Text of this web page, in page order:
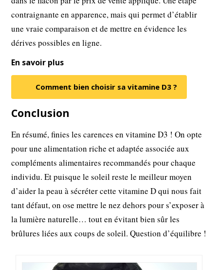
contraignante en apparence, mais qui permet d’établir
une vraie comparaison et de mettre en évidence les
dérives possibles en ligne.
En savoir plus
Comment bien choisir sa vitamine D3 ?
Conclusion
En résumé, finies les carences en vitamine D3 ! On opte
pour une alimentation riche et adaptée associée aux
compléments alimentaires recommandés pour chaque
individu. Et puisque le soleil reste le meilleur moyen
d’aider la peau à sécréter cette vitamine D qui nous fait
tant défaut, on ose mettre le nez dehors pour s’exposer à
la lumière naturelle… tout en évitant bien sûr les
brûlures liées aux coups de soleil. Question d’équilibre !